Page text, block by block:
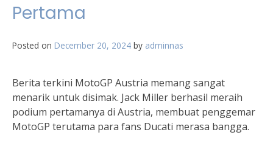
Pertama
Posted on December 20, 2024 by adminnas
Berita terkini MotoGP Austria memang sangat
menarik untuk disimak. Jack Miller berhasil meraih
podium pertamanya di Austria, membuat penggemar
MotoGP terutama para fans Ducati merasa bangga.